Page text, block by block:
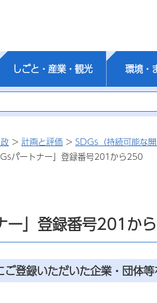
しごと・産業・観光 環境・
> 計画と評価 > SDGs（持続可能な
パートナー」登録番号201から250
ー」登録番号201か
ご登録いただいた企業・団体等